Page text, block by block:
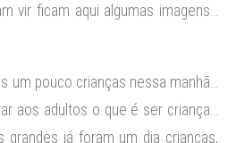
vir ficam aqui algumas imagens…
um pouco crianças nessa manhã…
aos adultos o que é ser criança…
grandes já foram um dia crianças,